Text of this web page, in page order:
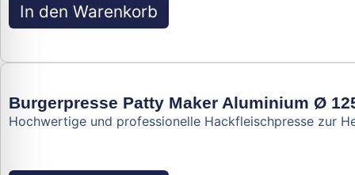
In den Warenkorb
Burgerpresse Patty Maker Aluminium Ø
Hochwertige und professionelle Hackfleischpresse zur